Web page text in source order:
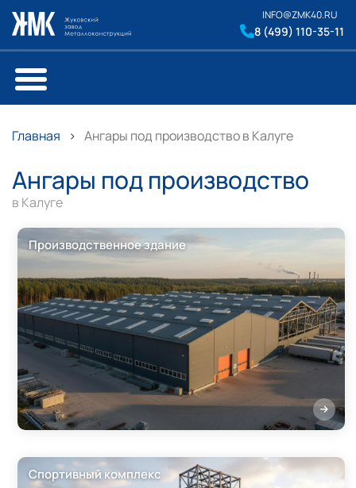
INFO@ZMK40.RU
8 (499) 110-35-11
Главная Ангары под производство в Калуге
Ангары под производство
в Калуге
Производственное здание
Спортивный комплекс